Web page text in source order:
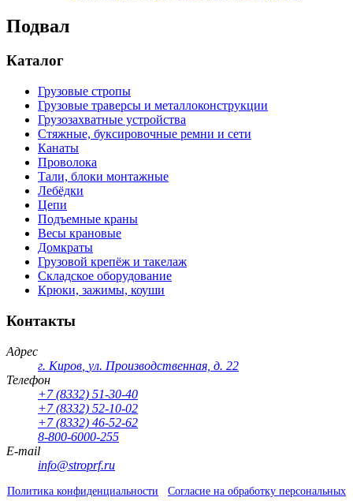
Подвал
Каталог
Грузовые стропы
Грузовые траверсы и металлоконструкции
Грузозахватные устройства
Стяжные, буксировочные ремни и сети
Канаты
Проволока
Тали, блоки монтажные
Лебёдки
Цепи
Подъемные краны
Весы крановые
Домкраты
Грузовой крепёж и такелаж
Складское оборудование
Крюки, зажимы, коуши
Контакты
Адрес
г. Киров ул. Производственная, д. 22
Телефон
+7 (8332) 51-30-40
+7 (8332) 52-10-02
+7 (8332) 46-52-62
8-800-6000-255
E-mail
info@stroprf.ru
Политика конфиденциальности
Согласие на обработку персональных